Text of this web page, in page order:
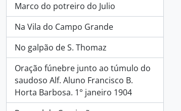
Marco do potreiro do Julio
Na Vila do Campo Grande
No galpão de S. Thomaz
Oração fúnebre junto ao túmulo do
saudoso Alf. Aluno Francisco B.
Horta Barbosa. 1° janeiro 1904